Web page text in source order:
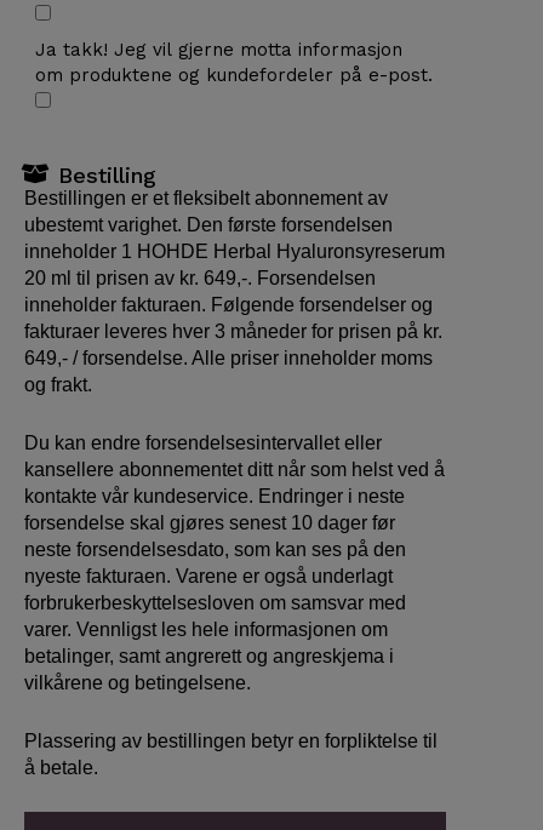
Ja takk! Jeg vil gjerne motta informasjon
om produktene og kundefordeler på e-post.
Bestilling
Bestillingen er et fleksibelt abonnement av
ubestemt varighet. Den første forsendelsen
inneholder 1 HOHDE Herbal Hyaluronsyreserum
20 ml til prisen av kr. 649,-. Forsendelsen
inneholder fakturaen. Følgende forsendelser og
fakturaer leveres hver 3 måneder for prisen på kr.
649,- / forsendelse. Alle priser inneholder moms
og frakt.
Du kan endre forsendelsesintervallet eller
kansellere abonnementet ditt når som helst ved å
kontakte vår kundeservice. Endringer i neste
forsendelse skal gjøres senest 10 dager før
neste forsendelsesdato, som kan ses på den
nyeste fakturaen. Varene er også underlagt
forbrukerbeskyttelsesloven om samsvar med
varer. Vennligst les hele informasjonen om
betalinger, samt angrerett og angreskjema i
vilkårene og betingelsene.
Plassering av bestillingen betyr en forpliktelse til
å betale.